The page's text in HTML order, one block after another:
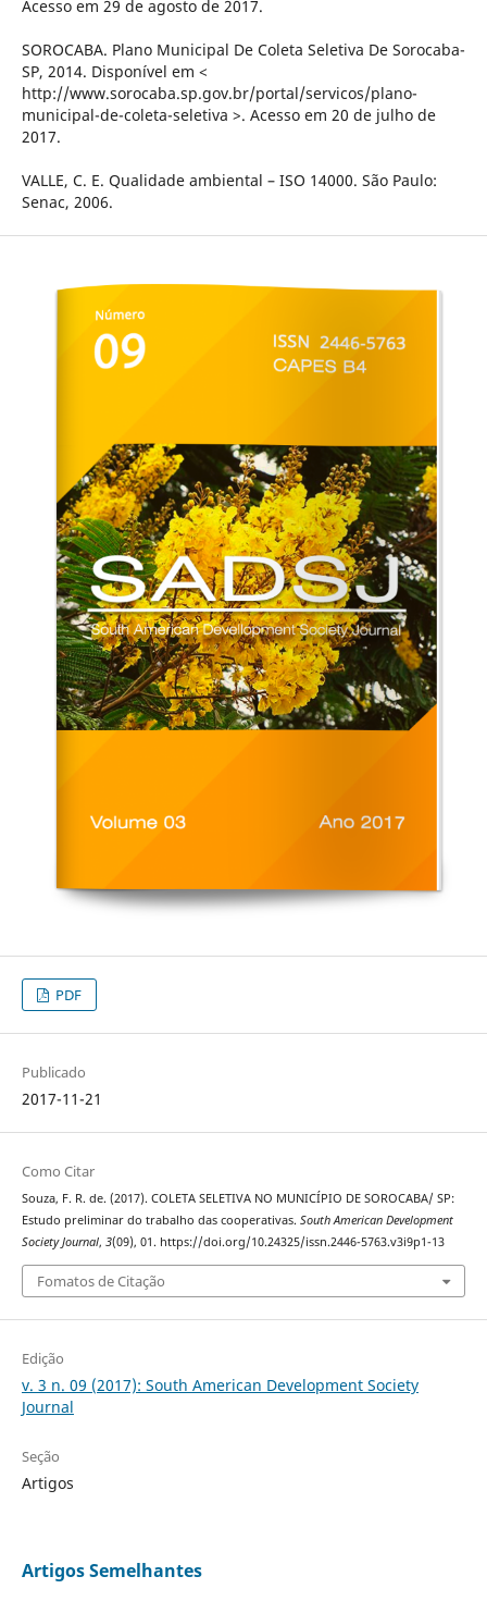
Acesso em 29 de agosto de 2017.
SOROCABA. Plano Municipal De Coleta Seletiva De Sorocaba-
SP, 2014. Disponível em <
http://www.sorocaba.sp.gov.br/portal/servicos/plano-
municipal-de-coleta-seletiva >. Acesso em 20 de julho de
2017.
VALLE, C. E. Qualidade ambiental – ISO 14000. São Paulo:
Senac, 2006.
PDF
Publicado
2017-11-21
Como Citar
Souza, F. R. de. (2017). COLETA SELETIVA NO MUNICÍPIO DE SOROCABA/ SP:
Estudo preliminar do trabalho das cooperativas. South American Development
Society Journal, 3(09), 01. https://doi.org/10.24325/issn.2446-5763.v3i9p1-13
Fomatos de Citação
Edição
v. 3 n. 09 (2017): South American Development Society
Journal
Seção
Artigos
Artigos Semelhantes